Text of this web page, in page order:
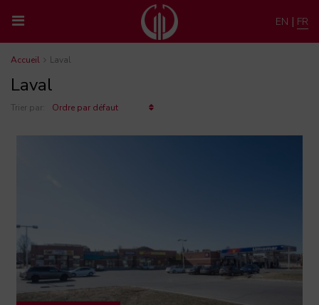
EN | FR
Accueil Laval
Laval
Trier par: Ordre par défaut